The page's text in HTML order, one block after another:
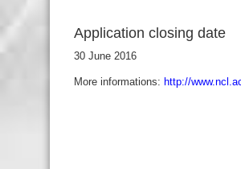
Application closing date
30 June 2016
More informations: http://